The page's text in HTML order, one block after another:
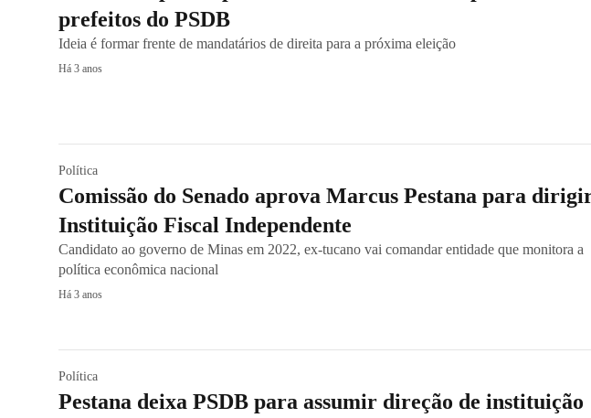
prefeitos do PSDB
Ideia é formar frente de mandatários de direita para a próxima eleição
Há 3 anos
Política
Comissão do Senado aprova Marcus Pestana para
Instituição Fiscal Independente
Candidato ao governo de Minas em 2022, ex-tucano vai comandar entidade que monitora a
política econômica nacional
Há 3 anos
Política
Pestana deixa PSDB para assumir direção de instituição